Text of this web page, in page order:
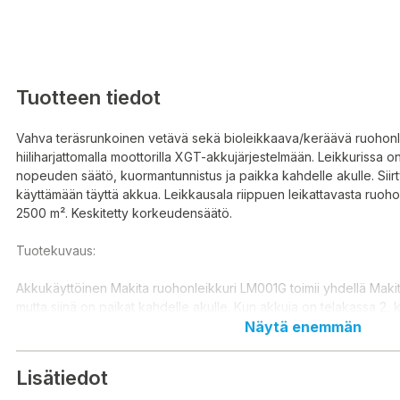
Tuotteen tiedot
Vahva teräsrunkoinen vetävä sekä bioleikkaava/keräävä
hiiliharjattomalla moottorilla XGT-akkujärjestelmään. Leikkurissa
nopeuden säätö, kuormantunnistus ja paikka kahdelle akulle.
käyttämään täyttä akkua. Leikkausala riippuen leikattavasta
2500 m². Keskitetty korkeudensäätö.
Tuotekuvaus:
Akkukäyttöinen Makita ruohonleikkuri LM001G toimii yhdellä
mutta siinä on paikat kahdelle akulle. Kun akkuja on telakassa 2,
ensin toista akkua ja kun siitä loppuu lataus, siirtyy automaattisesti
Ruohonleikkurissa on vahva teräsrunko, keskitetty
Näytä enemmän
Lisätiedot